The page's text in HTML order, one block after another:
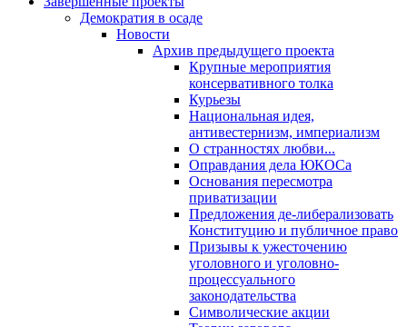
Демократия в осаде
Новости
Архив предыдущего проекта
Крупные мероприятия
консервативного толка
Курьезы
Национальная идея,
антивестернизм, империализм
О странностях любви...
Оправдания дела ЮКОСа
Основания пересмотра
приватизации
Предложения де-либерализовать
Конституцию и публичное право
Призывы к ужесточению
уголовного и уголовно-
процессуального
законодательства
Символические акции